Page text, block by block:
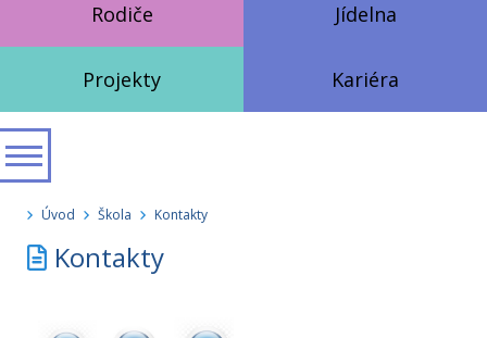
Rodiče Jídelna
Projekty Kariéra
Úvod Škola Kontakty
Kontakty